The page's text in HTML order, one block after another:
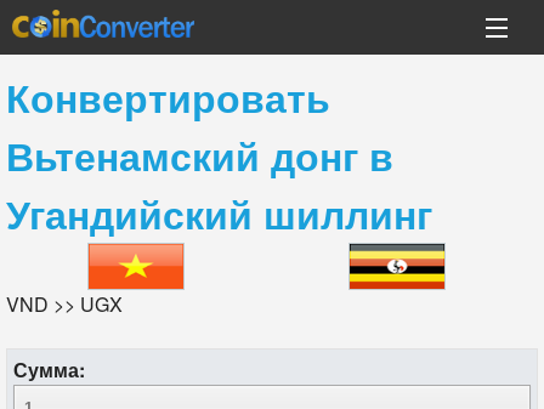
Конвертировать
Вьтенамский донгв
Угандийский шиллинг
VND >> UGX
Сумма: